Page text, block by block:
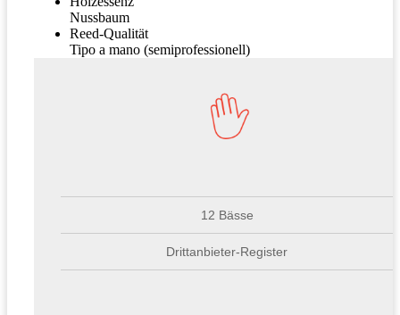
Nussbaum
Reed-Qualität
Tipo a mano (semiprofessionell)
12 Bässe
Drittanbieter-Register